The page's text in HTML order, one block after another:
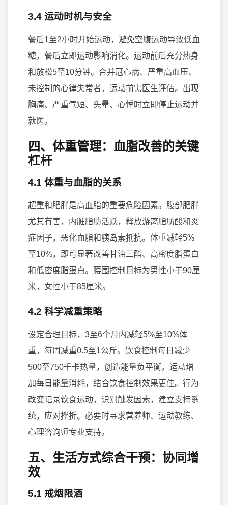
3.4 运动时机与安全
餐后1至2小时开始运动，避免空腹运动导致低血
糖，餐后立即运动影响消化。运动前后充分热身
和放松5至10分钟。合并冠心病、严重高血压、
未控制的心律失常者，运动前需医生评估。出现
胸痛、严重气短、头晕、心悸时立即停止运动并
就医。
四、体重管理：血脂改善的关键
杠杆
4.1 体重与血脂的关系
超重和肥胖是高血脂的重要危险因素。腹部肥胖
尤其有害，内脏脂肪活跃，释放游离脂肪酸和炎
症因子，恶化血脂和胰岛素抵抗。体重减轻5%
至10%，即可显著改善甘油三酯、高密度脂蛋白
和低密度脂蛋白。腰围控制目标为男性小于90厘
米，女性小于85厘米。
4.2 科学减重策略
设定合理目标，3至6个月内减轻5%至10%体
重，每周减重0.5至1公斤。饮食控制每日减少
500至750千卡热量，创造能量负平衡。运动增
加每日能量消耗，结合饮食控制效果更佳。行为
改变记录饮食运动，识别触发因素，建立支持系
统，应对挫折。必要时寻求营养师、运动教练、
心理咨询师专业支持。
五、生活方式综合干预：协同增
效
5.1 戒烟限酒